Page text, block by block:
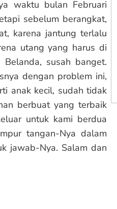
waktu bulan Februari
sebelum berangkat,
karena jantung terlalu
utang yang harus di
susah banget.
dengan problem ini,
anak kecil, sudah tidak
berbuat yang terbaik
untuk kami berdua
tangan-Nya dalam
jawab-Nya. Salam dan